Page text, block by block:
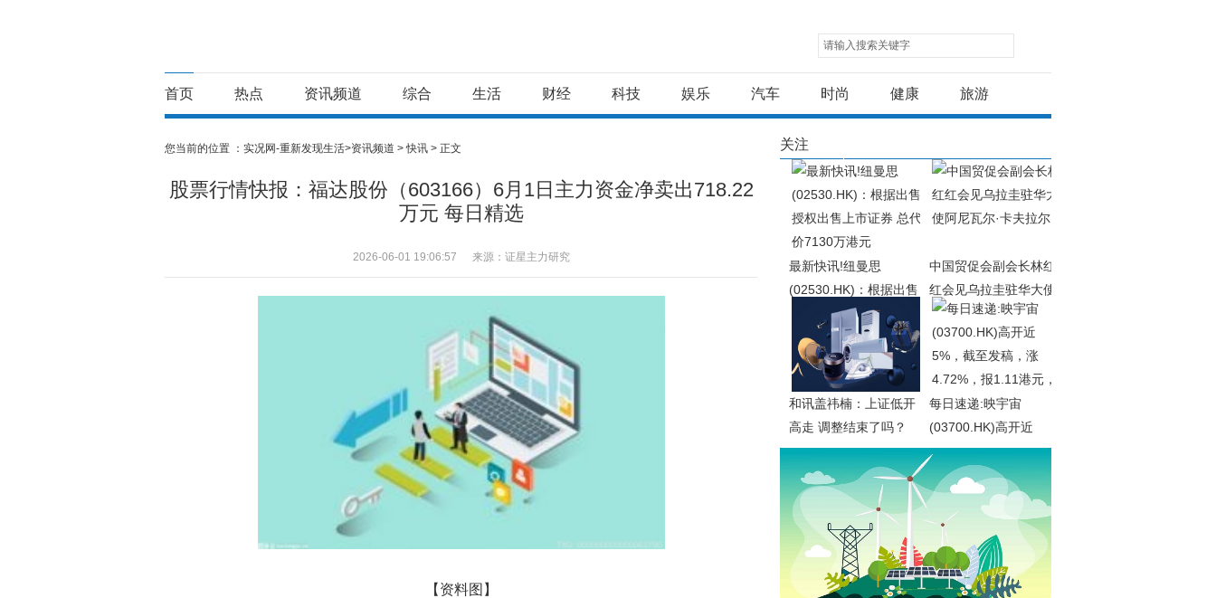
请输入搜索关键字
首页 热点 资讯频道 综合 生活 财经 科技 娱乐 汽车 时尚 健康 旅游
您当前的位置 ： 实况网-重新发现生活>资讯频道 >快讯 > 正文
股票行情快报：福达股份（603166）6月1日主力资金净卖出718.22
万元 每日精选
2026-06-01 19:06:57 来源：证星主力研究
【资料图】
关注
最新快讯!纽曼思
(02530.HK)：根据出售
授权出售上市证券 总代
价7130万港元
中国贸促会副会长林红
红会见乌拉圭驻华大使
阿尼瓦尔·卡夫拉尔
和讯盖祎楠：上证低开
高走 调整结束了吗？
每日速递:映宇宙
(03700.HK)高开近
5%，截至发稿，涨
4.72%，报1.11港元，
成交额142.64万港元